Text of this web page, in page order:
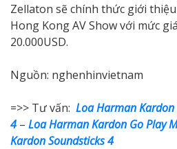
Zellaton sẽ chính thức giới
Hong Kong AV Show với mức
20.000USD.
Nguồn: nghenhinvietnam
=>> Tư vấn: Loa Harman Kardon
4– Loa Harman Kardon Go Play
Kardon Soundsticks 4